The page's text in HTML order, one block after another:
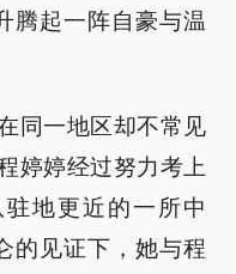
腾起一阵自豪与温
同一地区却不常见
婷婷经过努力考上
地更近的一所中
的见证下，她与程